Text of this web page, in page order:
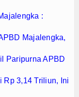
:
Majalengka,
Paripurna APBD
Rp 3,14 Triliun, Ini